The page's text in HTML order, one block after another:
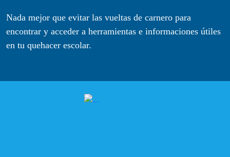
Nada mejor que evitar las vueltas de carnero para
encontrar y acceder a herramientas e informaciones útiles
en tu quehacer escolar.